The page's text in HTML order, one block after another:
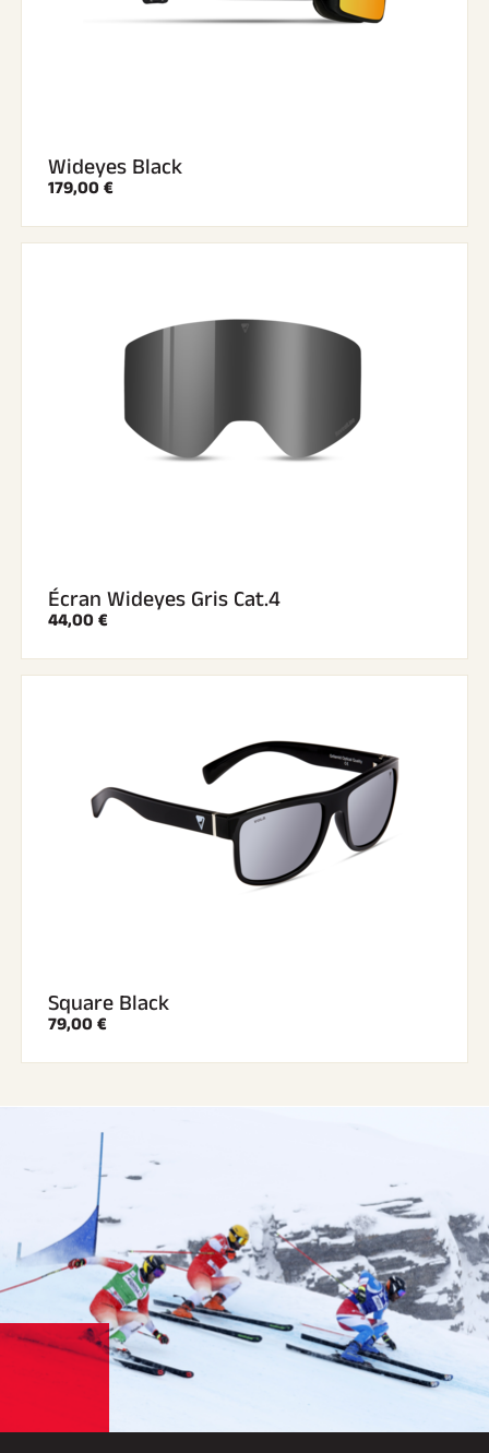
Wideyes Black
179,00 €
Écran Wideyes Gris Cat.4
44,00 €
Square Black
79,00 €